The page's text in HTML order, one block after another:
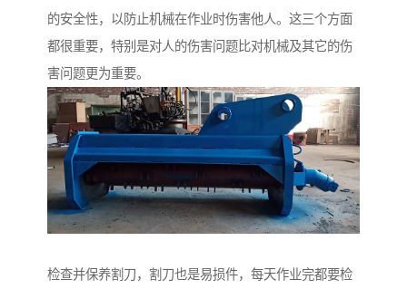
的安全性，以防止机械在作业时伤害他人。这三个方面
都很重要，特别是对人的伤害问题比对机械及其它的伤
害问题更为重要。
检查并保养割刀，割刀也是易损件，每天作业完都要检